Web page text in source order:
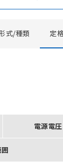
式/種類 定
電源電圧